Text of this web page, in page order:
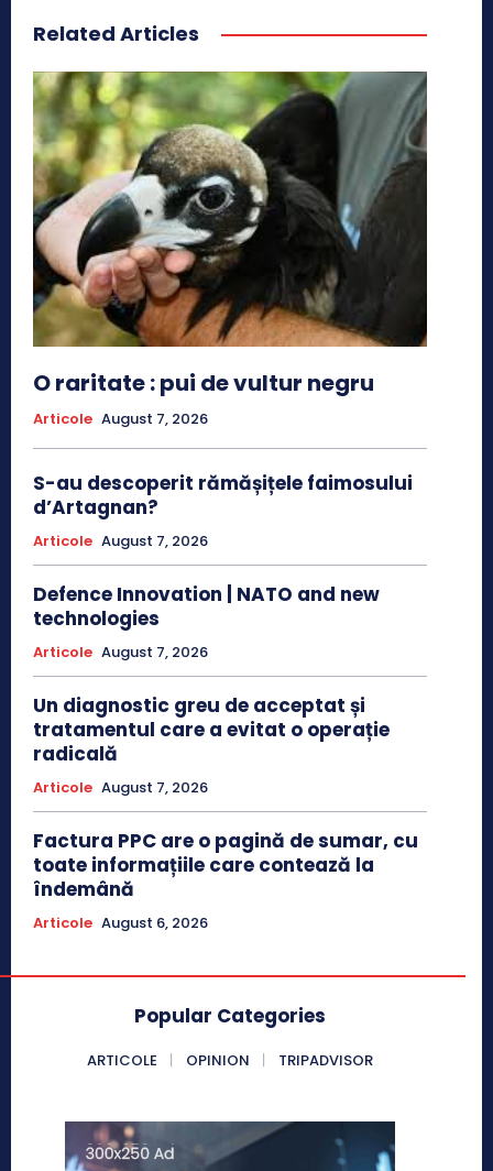
Related Articles
O raritate : pui de vultur negru
Articole August 7, 2026
S-au descoperit rămășițele faimosului
d’Artagnan?
Articole August 7, 2026
Defence Innovation | NATO and new
technologies
Articole August 7, 2026
Un diagnostic greu de acceptat și
tratamentul care a evitat o operație
radicală
Articole August 7, 2026
Factura PPC are o pagină de sumar, cu
toate informațiile care contează la
îndemână
Articole August 6, 2026
Popular Categories
ARTICOLE OPINION TRIPADVISOR